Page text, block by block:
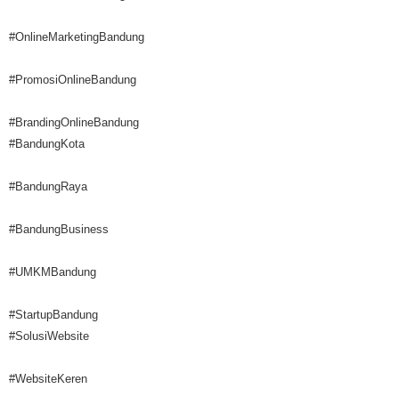
#OnlineMarketingBandung
#PromosiOnlineBandung
#BrandingOnlineBandung
#BandungKota
#BandungRaya
#BandungBusiness
#UMKMBandung
#StartupBandung
#SolusiWebsite
#WebsiteKeren